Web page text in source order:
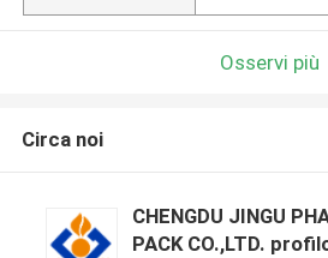
Osservi più
Circa noi
CHENGDU JINGU
PACK CO.,LTD.